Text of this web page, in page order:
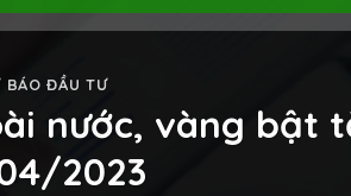
BÁO ĐẦU TƯ
nước, vàng bật
2023